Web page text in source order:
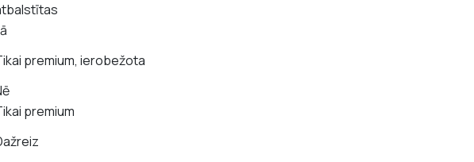
premium, ierobežota
premium